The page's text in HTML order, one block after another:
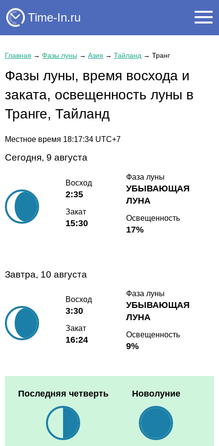
Time-In.ru
Главная → Фазы луны → Азия → Тайланд → Транг
Фазы луны, время восхода и
заката, освещенность луны в
Транге, Тайланд
Местное время 18:17:34 UTC+7
Сегодня, 9 августа
Восход
2:35
Закат
15:30
Фаза луны
УБЫВАЮЩАЯ
ЛУНА
Освещенность
17%
Завтра, 10 августа
Восход
3:30
Закат
16:24
Фаза луны
УБЫВАЮЩАЯ
ЛУНА
Освещенность
9%
Последняя четверть Новолуние